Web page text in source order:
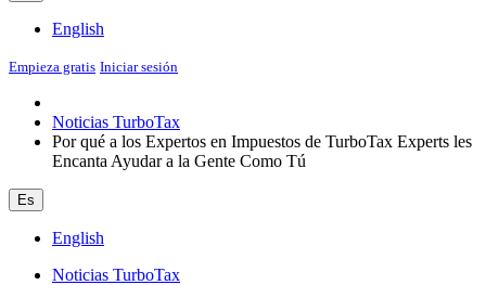
English
Empieza gratis Iniciar sesión
Noticias TurboTax
Por qué a los Expertos en Impuestos de TurboTax Experts les
Encanta Ayudar a la Gente Como Tú
Es
English
Noticias TurboTax